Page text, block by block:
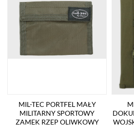
MIL-TEC PORTFEL MAŁY
MILITARNY SPORTOWY
ZAMEK RZEP OLIWKOWY